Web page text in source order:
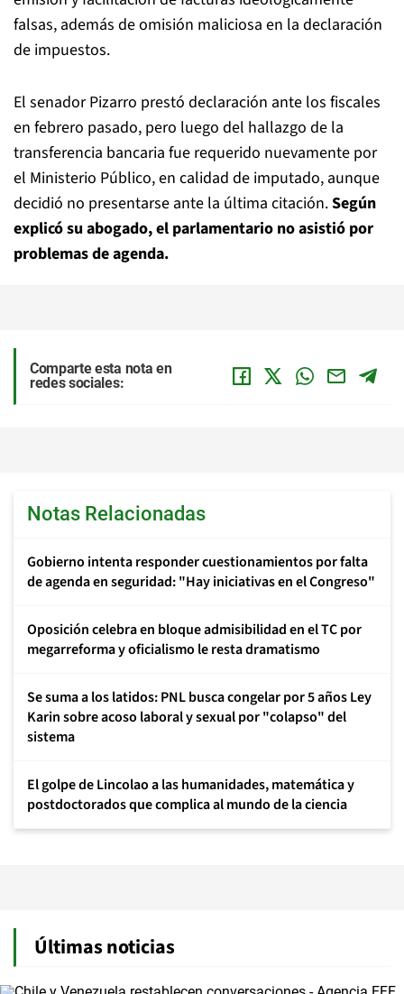
falsas, además de omisión maliciosa en la declaración
de impuestos.
El senador Pizarro prestó declaración ante los fiscales
en febrero pasado, pero luego del hallazgo de la
transferencia bancaria fue requerido nuevamente por
el Ministerio Público, en calidad de imputado, aunque
decidió no presentarse ante la última citación.Según
explicó su abogado, el parlamentario no asistió por
problemas de agenda.
Comparte esta nota en
redes sociales:
Notas Relacionadas
Gobierno intenta responder cuestionamientos por falta
de agenda en seguridad: "Hay iniciativas en el Congreso"
Oposición celebra en bloque admisibilidad en el TC por
megarreforma y oficialismo le resta dramatismo
Se suma a los latidos: PNL busca congelar por 5 años Ley
Karin sobre acoso laboral y sexual por "colapso" del
sistema
El golpe de Lincolao a las humanidades, matemática y
postdoctorados que complica al mundo de la ciencia
Últimas noticias